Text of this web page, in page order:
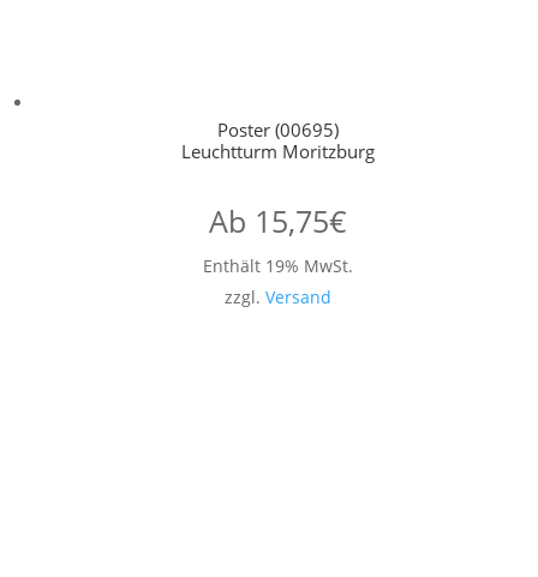
Poster (00695)
Leuchtturm Moritzburg
Ab 15,75€
Enthält 19% MwSt.
zzgl. Versand